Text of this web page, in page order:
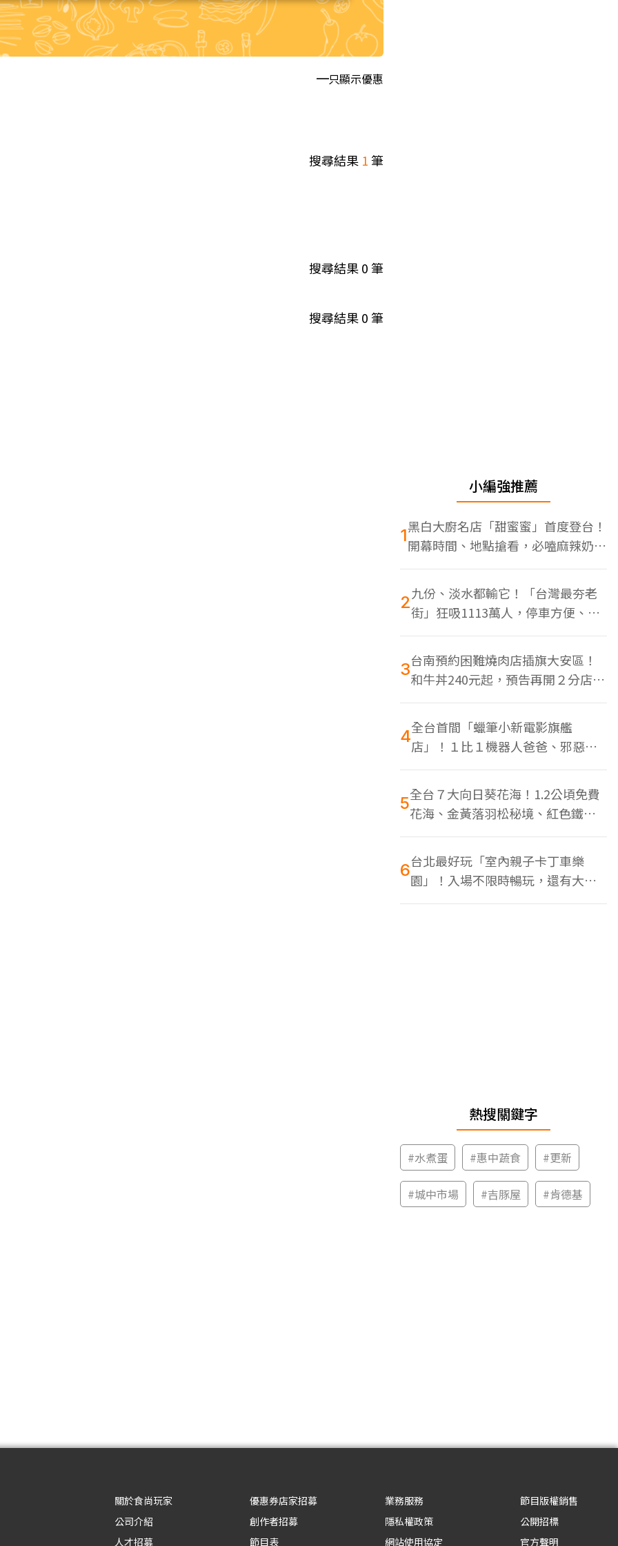
只顯示優惠
搜尋結果 1筆
搜尋結果0筆
搜尋結果0筆
小編強推薦
1黑白大廚名店「甜蜜蜜」首度登台！
開幕時間、地點搶看，必嗑麻辣奶油
蝦
2九份、淡水都輸它！「台灣最夯老
街」狂吸1113萬人，停車方便、特
色美食多
3台南預約困難燒肉店插旗大安區！
和牛丼240元起，預告再開２分店、
地點曝光
4全台首間「蠟筆小新電影旗艦
店」！１比１機器人爸爸、邪惡正
男，百款周邊買翻
5全台７大向日葵花海！1.2公頃免費
花海、金黃落羽松秘境、紅色鐵橋
同框
6台北最好玩「室內親子卡丁車樂
園」！入場不限時暢玩，還有大螢
幕Switch遊戲區
熱搜關鍵字
#水煮蛋 #惠中蔬食 #更新
#城中市場 #吉豚屋 #肯德基
關於食尚玩家
公司介紹
人才招募
優惠券店家招募
創作者招募
節目表
業務服務
隱私權政策
網站使用協定
節目版權銷售
公開招標
官方聲明